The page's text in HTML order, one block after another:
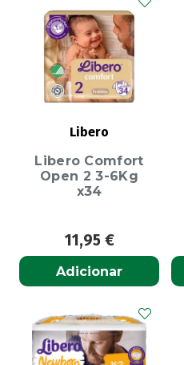
Libero
Libero Comfort
Open 2 3-6Kg
x34
11,95 €
Adicionar